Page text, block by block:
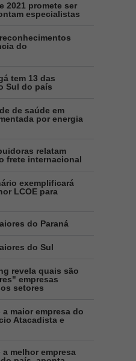
2021 promete ser
especialistas
do
tem 13 das
Sul do país
de saúde em
por energia
relatam
frete internacional
exemplificará
LCOE para
do Paraná
do Sul
revela quais são
empresas
setores
a maior empresa do
Atacadista e
a melhor empresa